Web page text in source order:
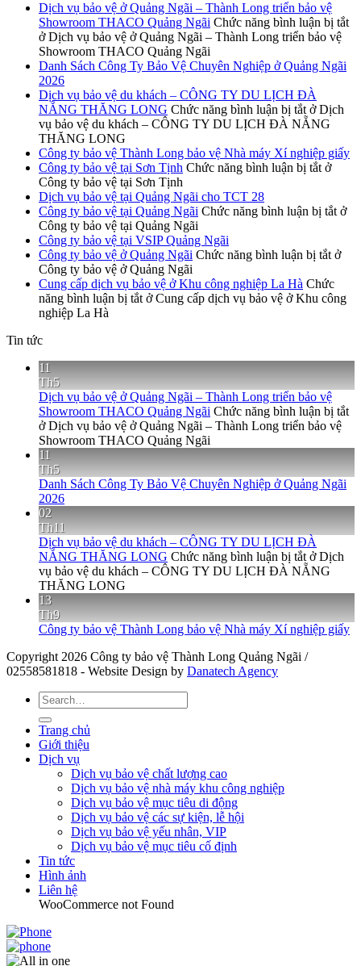
Dịch vụ bảo vệ ở Quảng Ngãi – Thành Long triển bảo vệ
Showroom THACO Quảng Ngãi Chức năng bình luận bị tắt
ở Dịch vụ bảo vệ ở Quảng Ngãi – Thành Long triển bảo vệ
Showroom THACO Quảng Ngãi
Danh Sách Công Ty Bảo Vệ Chuyên Nghiệp ở Quảng Ngãi
2026
Dịch vụ bảo vệ du khách – CÔNG TY DU LỊCH ĐÀ
NẴNG THĂNG LONG Chức năng bình luận bị tắt ở Dịch
vụ bảo vệ du khách – CÔNG TY DU LỊCH ĐÀ NẴNG
THĂNG LONG
Công ty bảo vệ Thành Long bảo vệ Nhà máy Xí nghiệp giấy
Công ty bảo vệ tại Sơn Tịnh Chức năng bình luận bị tắt ở
Công ty bảo vệ tại Sơn Tịnh
Dịch vụ bảo vệ tại Quảng Ngãi cho TCT 28
Công ty bảo vệ tại Quảng Ngãi Chức năng bình luận bị tắt ở
Công ty bảo vệ tại Quảng Ngãi
Công ty bảo vệ tại VSIP Quảng Ngãi
Công ty bảo vệ ở Quảng Ngãi Chức năng bình luận bị tắt ở
Công ty bảo vệ ở Quảng Ngãi
Cung cấp dịch vụ bảo vệ ở Khu công nghiệp La Hà Chức
năng bình luận bị tắt ở Cung cấp dịch vụ bảo vệ ở Khu công
nghiệp La Hà
Tin tức
11
Th5
Dịch vụ bảo vệ ở Quảng Ngãi – Thành Long triển bảo vệ
Showroom THACO Quảng Ngãi Chức năng bình luận bị tắt
ở Dịch vụ bảo vệ ở Quảng Ngãi – Thành Long triển bảo vệ
Showroom THACO Quảng Ngãi
11
Th5
Danh Sách Công Ty Bảo Vệ Chuyên Nghiệp ở Quảng Ngãi
2026
02
Th11
Dịch vụ bảo vệ du khách – CÔNG TY DU LỊCH ĐÀ
NẴNG THĂNG LONG Chức năng bình luận bị tắt ở Dịch
vụ bảo vệ du khách – CÔNG TY DU LỊCH ĐÀ NẴNG
THĂNG LONG
13
Th9
Công ty bảo vệ Thành Long bảo vệ Nhà máy Xí nghiệp giấy
Copyright 2026 Công ty bảo vệ Thành Long Quảng Ngãi /
02558581818 - Website Design by Danatech Agency
Trang chủ
Giới thiệu
Dịch vụ
Dịch vụ bảo vệ chất lượng cao
Dịch vụ bảo vệ nhà máy khu công nghiệp
Dịch vụ bảo vệ mục tiêu di động
Dịch vụ bảo vệ các sự kiện, lễ hội
Dịch vụ bảo vệ yếu nhân, VIP
Dịch vụ bảo vệ mục tiêu cố định
Tin tức
Hình ảnh
Liên hệ
WooCommerce not Found